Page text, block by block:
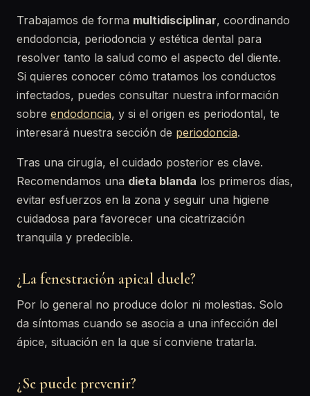
Trabajamos de forma multidisciplinar, coordinando
endodoncia, periodoncia y estética dental para
resolver tanto la salud como el aspecto del diente.
Si quieres conocer cómo tratamos los conductos
infectados, puedes consultar nuestra información
sobre endodoncia, y si el origen es periodontal, te
interesará nuestra sección de periodoncia.
Tras una cirugía, el cuidado posterior es clave.
Recomendamos una dieta blanda los primeros días,
evitar esfuerzos en la zona y seguir una higiene
cuidadosa para favorecer una cicatrización
tranquila y predecible.
¿La fenestración apical duele?
Por lo general no produce dolor ni molestias. Solo
da síntomas cuando se asocia a una infección del
ápice, situación en la que sí conviene tratarla.
¿Se puede prevenir?